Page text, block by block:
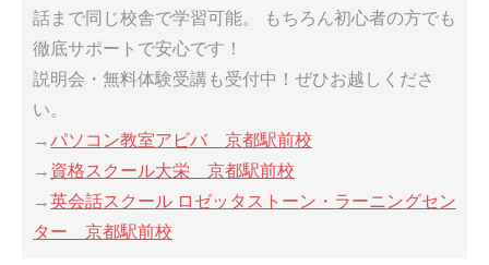
話まで同じ校舎で学習可能。 もちろん初心者の方でも
徹底サポートで安心です！
説明会・無料体験受講も受付中！ぜひお越しくださ
い。
→パソコン教室アビバ 京都駅前校
→ 資格スクール大栄 京都駅前校
→英会話スクール ロゼッタストーン・ラーニングセン
ター 京都駅前校